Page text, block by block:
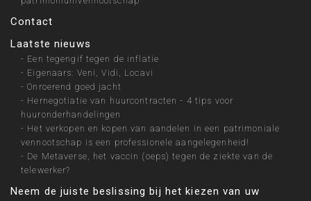
Contact
Laatste nieuws
- Een tegengif tegen de inflatie
- Eigenaars: Veni, Vidi, Locavi
-Onroerend goed jacht
- Hernegotiatie van huurcontracten - 4 tips voor
huuronderhandelingen
- Het verkopen en kopen van aandelen in een patrimoniale
vennootschap is een professionele aangelegenheid!
- De Metaverse, het vaccin (oeps) tegen de ziekte van de
telewerker?
Neem de juiste beslissing bij het kiezen van uw